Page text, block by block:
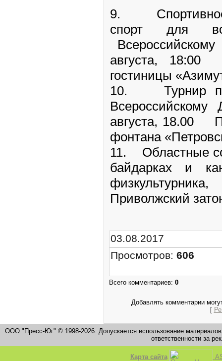
9. Спортивное
спорт для
августа,
гостиницы
10. Турнир по
Всероссийскому
августа, 18.00
фонтана
11. Областные
байдарках и
Приволжский
03.08.2017
Просмотров: 606
Всего комментариев: 0
Добавлять комментарии
[
ООО "Пресс-Юг" © 1998-2026. Допускается использование
ответственности за
Карта сайта